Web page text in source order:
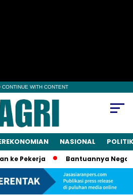
CONTINUE WITH CONTENT
NASIONAL POLITIK
Pekerja Bantuannya Negara,